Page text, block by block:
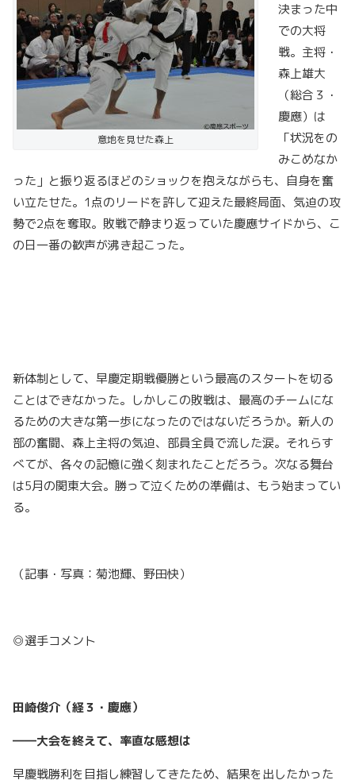
意地を見せた森上
決まった中
での大将
戦。主将・
森上雄大
（総合３・
慶應）は
「状況をの
みこめなか
った」と振り返るほどのショックを抱えながらも、自身を奮
い立たせた。1点のリードを許して迎えた最終局面、気迫の攻
勢で2点を奪取。敗戦で静まり返っていた慶應サイドから、こ
の日一番の歓声が沸き起こった。
新体制として、早慶定期戦優勝という最高のスタートを切る
ことはできなかった。しかしこの敗戦は、最高のチームにな
るための大きな第一歩になったのではないだろうか。新人の
部の奮闘、森上主将の気迫、部員全員で流した涙。それらす
べてが、各々の記憶に強く刻まれたことだろう。次なる舞台
は5月の関東大会。勝って泣くための準備は、もう始まってい
る。
（記事・写真：菊池輝、野田快）
◎選手コメント
田崎俊介（経３・慶應）
――大会を終えて、率直な感想は
早慶戦勝利を目指し練習してきたため、結果を出したかった